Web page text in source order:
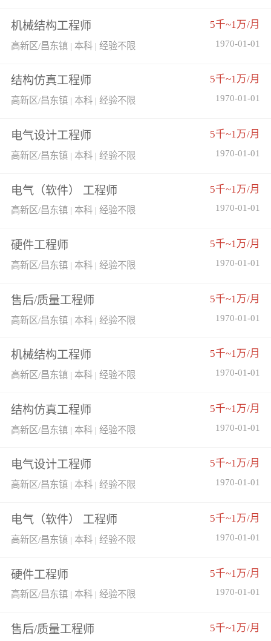
机械结构工程师 5千~1万/月
高新区/昌东镇 | 本科 | 经验不限 1970-01-01
结构仿真工程师 5千~1万/月
高新区/昌东镇 | 本科 | 经验不限 1970-01-01
电气设计工程师 5千~1万/月
高新区/昌东镇 | 本科 | 经验不限 1970-01-01
电气（软件） 工程师 5千~1万/月
高新区/昌东镇 | 本科 | 经验不限 1970-01-01
硬件工程师 5千~1万/月
高新区/昌东镇 | 本科 | 经验不限 1970-01-01
售后/质量工程师 5千~1万/月
高新区/昌东镇 | 本科 | 经验不限 1970-01-01
机械结构工程师 5千~1万/月
高新区/昌东镇 | 本科 | 经验不限 1970-01-01
结构仿真工程师 5千~1万/月
高新区/昌东镇 | 本科 | 经验不限 1970-01-01
电气设计工程师 5千~1万/月
高新区/昌东镇 | 本科 | 经验不限 1970-01-01
电气（软件） 工程师 5千~1万/月
高新区/昌东镇 | 本科 | 经验不限 1970-01-01
硬件工程师 5千~1万/月
高新区/昌东镇 | 本科 | 经验不限 1970-01-01
售后/质量工程师 5千~1万/月